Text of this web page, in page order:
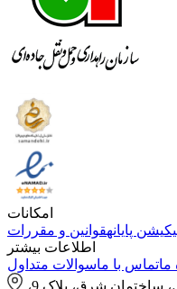
امکانات
پایانهقوانین و مقررات
اطلاعات بیشتر
ماتماس با ماسوالات متداول